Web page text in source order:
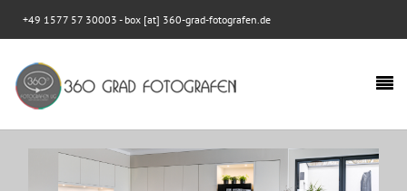
+49 1577 57 30003 - box [at] 360-grad-fotografen.de